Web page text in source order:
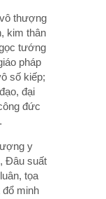
thượng
kim thân
tướng
pháp
số kiếp;
đại
đức
y
Đâu suất
tọa
đổ minh